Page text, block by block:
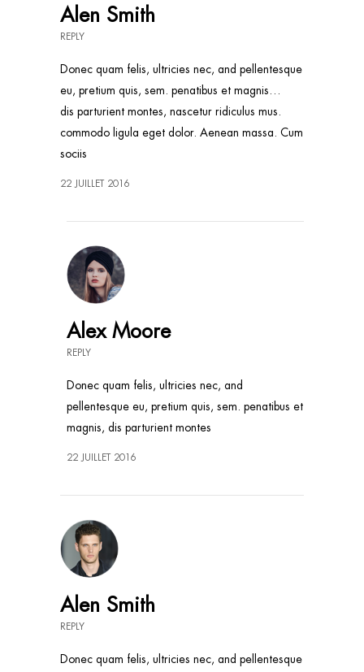
Alen Smith
REPLY
Donec quam felis, ultricies nec, and pellentesque
eu, pretium quis, sem. penatibus et magnis…
dis parturient montes, nascetur ridiculus mus.
commodo ligula eget dolor. Aenean massa. Cum
sociis
22 JUILLET 2016
Alex Moore
REPLY
Donec quam felis, ultricies nec, and
pellentesque eu, pretium quis, sem. penatibus et
magnis, dis parturient montes
22 JUILLET 2016
Alen Smith
REPLY
Donec quam felis, ultricies nec, and pellentesque